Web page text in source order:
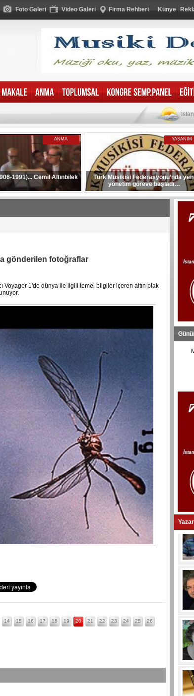
Foto Galeri Video Galeri Firma Rehberi Künye
ANMA
1991)... Cemil Altınbilek
YAŞANIM
Türk Musikisi Federasyonu’nda
yönetim göreve başladı…
gönderilen fotoğraflar
Voyager 1'de dünya ile ilgili temel bilgiler içeren altın plak
14 15 16 17 18 19 20 21 22 23 24 25 26